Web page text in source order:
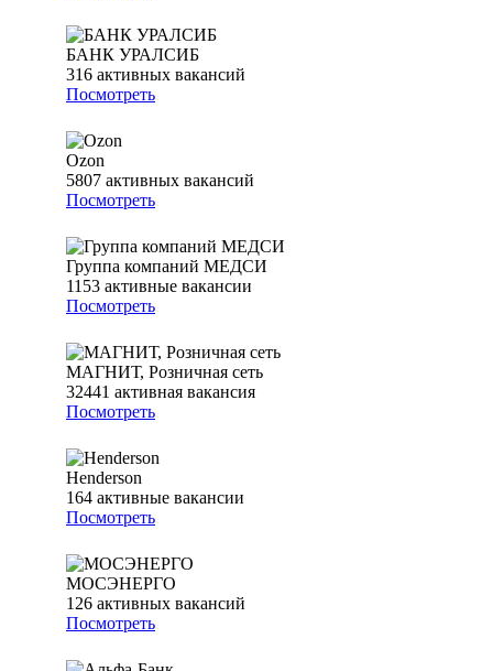
БАНК УРАЛСИБ
316 активных вакансий
Посмотреть
Ozon
5807 активных вакансий
Посмотреть
Группа компаний МЕДСИ
1153 активные вакансии
Посмотреть
МАГНИТ, Розничная сеть
32441 активная вакансия
Посмотреть
Henderson
164 активные вакансии
Посмотреть
МОСЭНЕРГО
126 активных вакансий
Посмотреть